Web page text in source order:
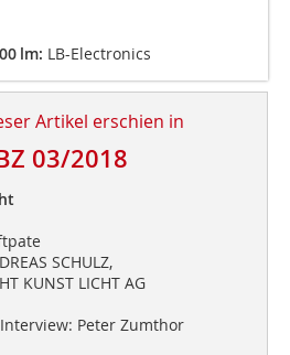
lm: LB-Electronics
Artikel erschien in
03/2018
SCHULZ,
KUNST LICHT AG
Peter Zumthor